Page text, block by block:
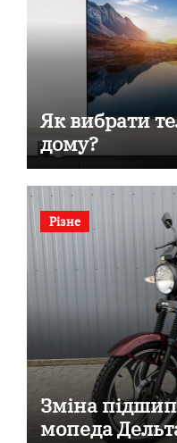
Як вибрати
дому?
Різне
Зміна
мопеда